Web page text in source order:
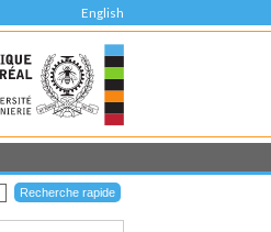
English